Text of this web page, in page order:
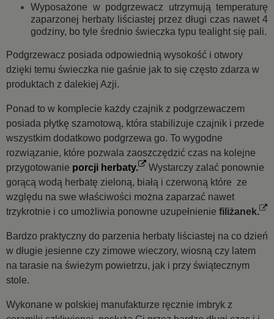
Wyposażone w podgrzewacz utrzymują temperaturę
zaparzonej herbaty liściastej przez długi czas nawet 4
godziny, bo tyle średnio świeczka typu tealight się pali.
Podgrzewacz posiada odpowiednią wysokość i otwory
dzięki temu świeczka nie gaśnie jak to się często zdarza w
produktach z dalekiej Azji.
Ponad to w komplecie każdy czajnik z podgrzewaczem
posiada płytkę szamotową, która stabilizuje czajnik i przede
wszystkim dodatkowo podgrzewa go. To wygodne
rozwiązanie, które pozwala zaoszczędzić czas na kolejne
przygotowanie porcji herbaty.
Wystarczy zalać ponownie
gorącą wodą herbatę zieloną, białą i czerwoną które ze
względu na swe właściwości można zaparzać nawet
trzykrotnie i co umożliwia ponowne uzupełnienie filiżanek.
Bardzo praktyczny do parzenia herbaty liściastej na co dzień
w długie jesienne czy zimowe wieczory, wiosną czy latem
na tarasie na świeżym powietrzu, jak i przy świątecznym
stole.
Wykonane w polskiej manufakturze ręcznie imbryk z